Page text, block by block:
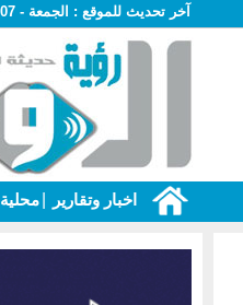
آخر تحديث للموقع : الجمعة - 07 أغسطس 2026 - 05:21 م
اخبار وتقارير محلية